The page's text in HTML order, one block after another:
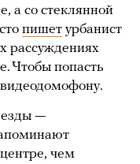
а со стеклянной
пишет урбанист
рассуждениях
Чтобы попасть
—
чем